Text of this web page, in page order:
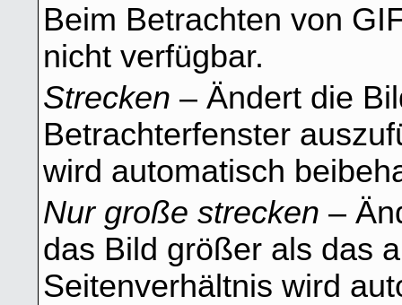
Beim Betrachten von
nicht verfügbar.
Strecken – Ändert die
Betrachterfenster
wird automatisch
Nur große strecken –
das Bild größer als das
Seitenverhältnis wird